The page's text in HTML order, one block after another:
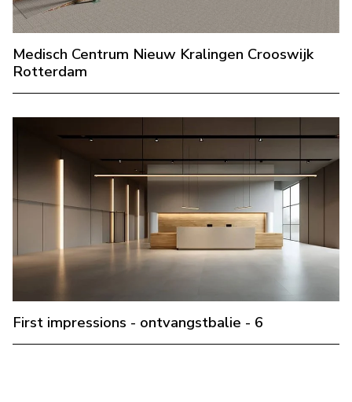
Medisch Centrum Nieuw Kralingen Crooswijk
Rotterdam
First impressions - ontvangstbalie - 6